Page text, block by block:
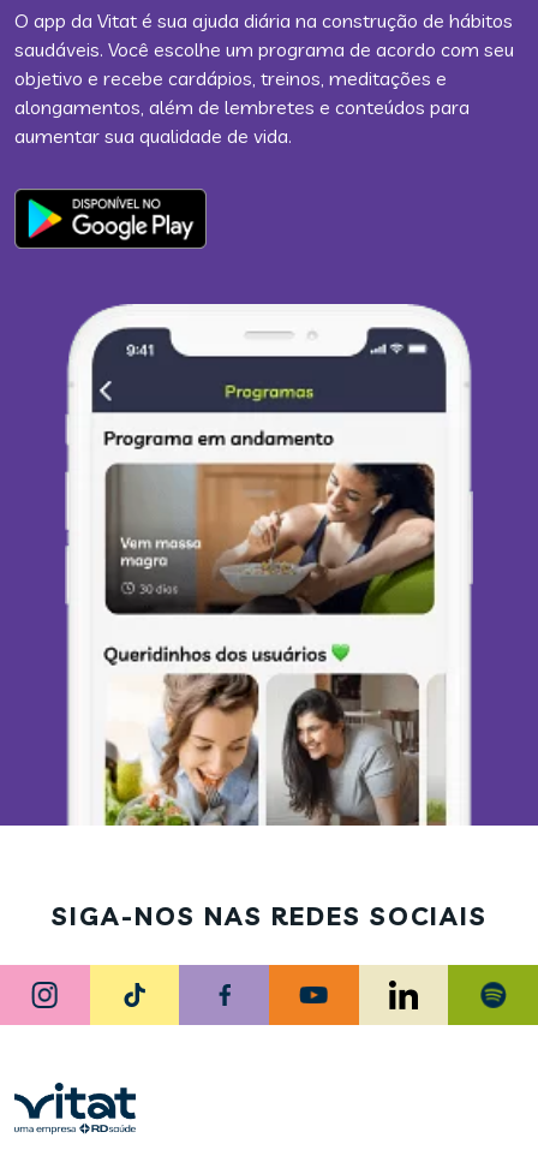
O app da Vitat é sua ajuda diária na construção de hábitos
saudáveis. Você escolhe um programa de acordo com seu
objetivo e recebe cardápios, treinos, meditações e
alongamentos, além de lembretes e conteúdos para
aumentar sua qualidade de vida.
SIGA-NOS NAS REDES SOCIAIS